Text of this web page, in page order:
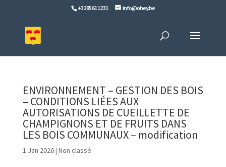
+32 85 61 12 31 info@ohey.be
ENVIRONNEMENT – GESTION DES BOIS
– CONDITIONS LIÉES AUX
AUTORISATIONS DE CUEILLETTE DE
CHAMPIGNONS ET DE FRUITS DANS
LES BOIS COMMUNAUX – modification
1 Jan 2026| Non classé